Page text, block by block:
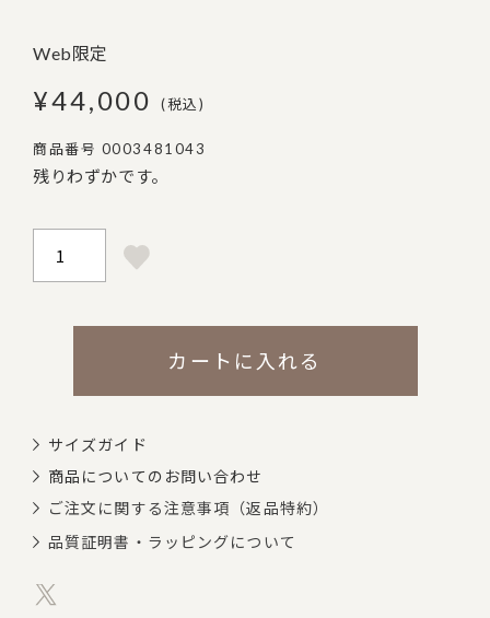
Web限定
¥44,000 税込
商品番号 0003481043
残りわずかです。
カートに入れる
サイズガイド
商品についてのお問い合わせ
ご注文に関する注意事項（返品特約）
品質証明書・ラッピングについて